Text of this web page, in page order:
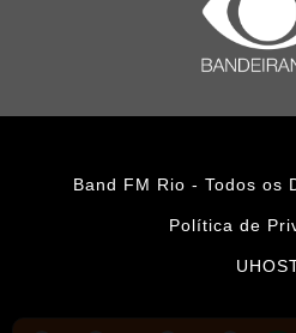
Band FM Rio - Todos os
Política de